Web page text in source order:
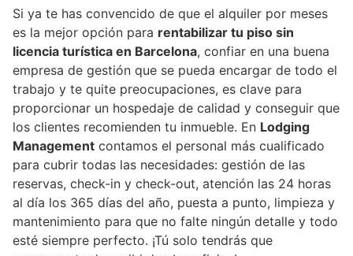
Si ya te has convencido de que el alquiler por meses
es la mejor opción para rentabilizar tu piso sin
licencia turística en Barcelona, confiar en una buena
empresa de gestión que se pueda encargar de todo el
trabajo y te quite preocupaciones, es clave para
proporcionar un hospedaje de calidad y conseguir que
los clientes recomienden tu inmueble. En Lodging
Management contamos el personal más cualificado
para cubrir todas las necesidades: gestión de las
reservas, check-in y check-out, atención las 24 horas
al día los 365 días del año, puesta a punto, limpieza y
mantenimiento para que no falte ningún detalle y todo
esté siempre perfecto. ¡Tú solo tendrás que